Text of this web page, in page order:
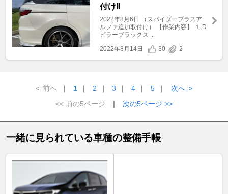
付けⅡ
2022年8月6日 （スパイダープラスア
ルファ追加取付け） 【作業内容】 １.D
ピラーブラックス ...
2022年8月14日
30 2
< 前へ ｜ 1 ｜ 2 ｜ 3 ｜ 4 ｜ 5 ｜ 次へ >
<< 前の5ページ
｜ 次の5ページ >>
一緒に見られている車種の整備手帳